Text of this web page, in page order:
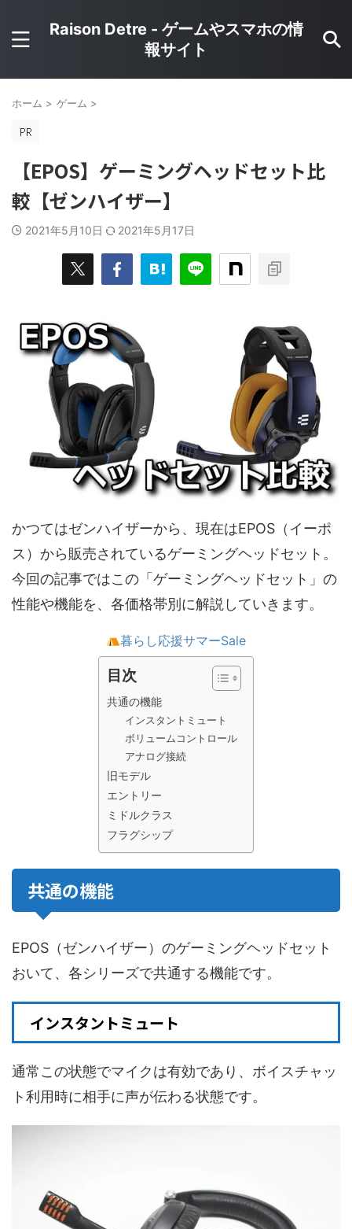
Raison Detre - ゲームやスマホの情
報サイト
ホーム > ゲーム >
【EPOS】ゲーミングヘッドセット比
較【ゼンハイザー】
2021年5月10日 2021年5月17日
かつてはゼンハイザーから、現在はEPOS（イーポ
ス）から販売されているゲーミングヘッドセット。
今回の記事ではこの「ゲーミングヘッドセット」の
性能や機能を、各価格帯別に解説していきます。
暮らし応援サマーSale
目次
共通の機能
インスタントミュート
ボリュームコントロール
アナログ接続
旧モデル
エントリー
ミドルクラス
フラグシップ
共通の機能
EPOS（ゼンハイザー）のゲーミングヘッドセット
おいて、各シリーズで共通する機能です。
インスタントミュート
通常この状態でマイクは有効であり、ボイスチャッ
ト利用時に相手に声が伝わる状態です。